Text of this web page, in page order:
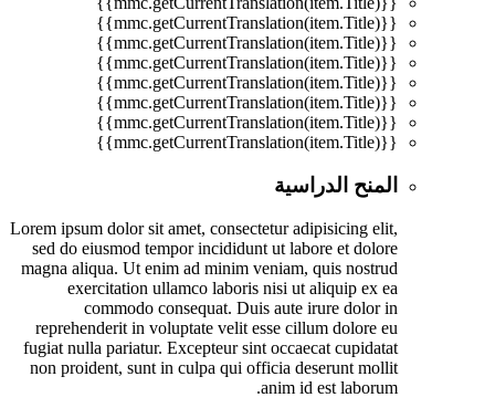
{{mmc.getCurrentTranslation(item.Title)}}
{{mmc.getCurrentTranslation(item.Title)}}
{{mmc.getCurrentTranslation(item.Title)}}
{{mmc.getCurrentTranslation(item.Title)}}
{{mmc.getCurrentTranslation(item.Title)}}
{{mmc.getCurrentTranslation(item.Title)}}
{{mmc.getCurrentTranslation(item.Title)}}
المنح الدراسية
Lorem ipsum dolor sit amet, consectetur adipisicing elit,
sed do eiusmod tempor incididunt ut labore et dolore
magna aliqua. Ut enim ad minim veniam, quis nostrud
exercitation ullamco laboris nisi ut aliquip ex ea
commodo consequat. Duis aute irure dolor in
reprehenderit in voluptate velit esse cillum dolore eu
fugiat nulla pariatur. Excepteur sint occaecat cupidatat
non proident, sunt in culpa qui officia deserunt mollit
anim id est laborum.